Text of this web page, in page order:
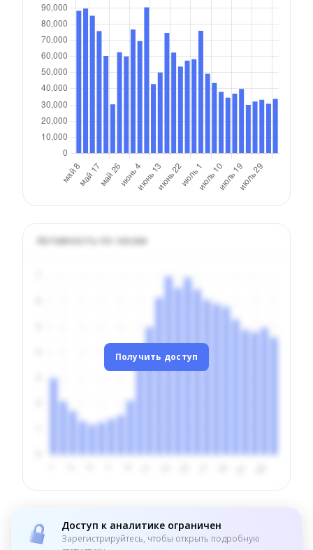
Активность по часам
Получить доступ
Доступ к аналитике ограничен
Зарегистрируйтесь, чтобы открыть подробную